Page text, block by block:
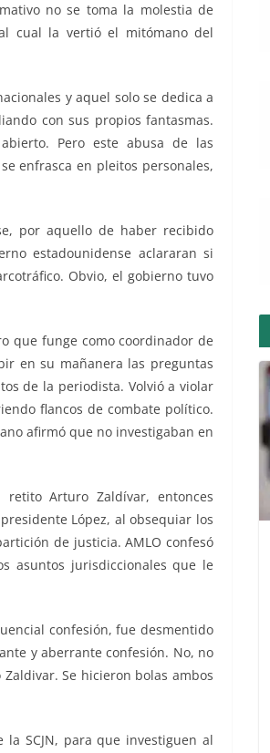
no se toma la molestia de
cual la vertió el mitómano del
y aquel solo se dedica a
con sus propios fantasmas.
Pero este abusa de las
enfrasca en pleitos personales,
por aquello de haber recibido
estadounidense aclararan si
Obvio, el gobierno tuvo
que funge como coordinador de
en su mañanera las preguntas
de la periodista. Volvió a violar
flancos de combate político.
afirmó que no investigaban en
Arturo Zaldívar, entonces
López, al obsequiar los
de justicia. AMLO confesó
asuntos jurisdiccionales que le
confesión, fue desmentido
y aberrante confesión. No, no
Se hicieron bolas ambos
SCJN, para que investiguen al